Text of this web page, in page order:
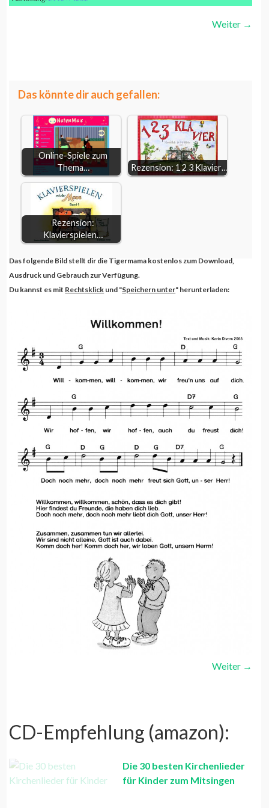
Weiter →
Das könnte dir auch gefallen:
Online-Spiele zum
Thema…
Rezension: 1 2 3 Klavier…
Rezension:
Klavierspielen…
Das folgende Bild stellt dir die Tigermama kostenlos zum Download,
Ausdruck und Gebrauch zur Verfügung.
Du kannst es mit Rechtsklick und "Speichern unter" herunterladen:
Weiter →
CD-Empfehlung (amazon):
Die 30 besten Kirchenlieder
für Kinder zum Mitsingen